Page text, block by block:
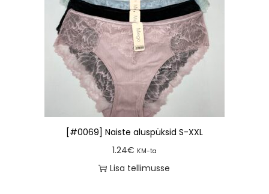
[#0069] Naiste aluspüksid S-XXL
1.24€ KM-ta
Lisa tellimusse